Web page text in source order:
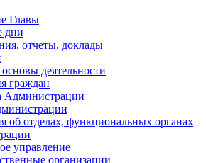
Главы
дни
отчеты, доклады
деятельности
граждан
Администрации
об отделах, функциональных органах
управление
организации